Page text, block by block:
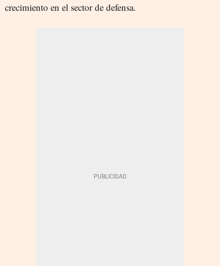
crecimiento en el sector de defensa.